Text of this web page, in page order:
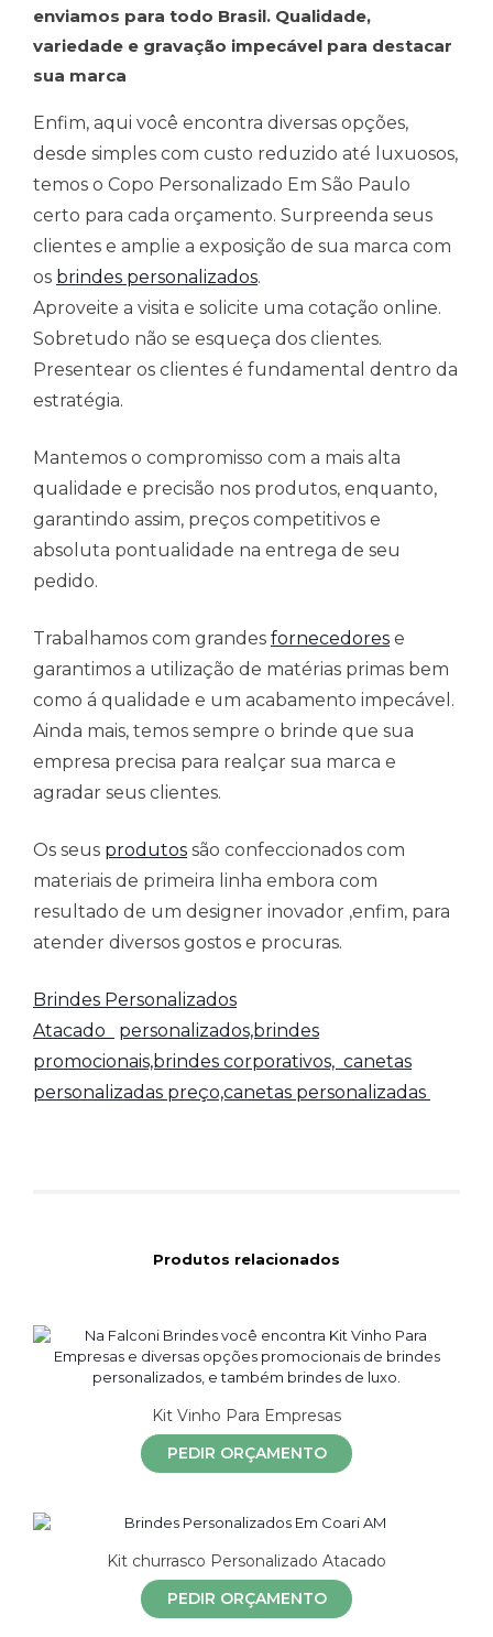
enviamos para todo Brasil. Qualidade,
variedade e gravação impecável para destacar
sua marca
Enfim, aqui você encontra diversas opções,
desde simples com custo reduzido até luxuosos,
temos o Copo Personalizado Em São Paulo
certo para cada orçamento. Surpreenda seus
clientes e amplie a exposição de sua marca com
os brindes personalizados.
Aproveite a visita e solicite uma cotação online.
Sobretudo não se esqueça dos clientes.
Presentear os clientes é fundamental dentro da
estratégia.
Mantemos o compromisso com a mais alta
qualidade e precisão nos produtos, enquanto,
garantindo assim, preços competitivos e
absoluta pontualidade na entrega de seu
pedido.
Trabalhamos com grandes fornecedores e
garantimos a utilização de matérias primas bem
como á qualidade e um acabamento impecável.
Ainda mais, temos sempre o brinde que sua
empresa precisa para realçar sua marca e
agradar seus clientes.
Os seus produtos são confeccionados com
materiais de primeira linha embora com
resultado de um designer inovador ,enfim, para
atender diversos gostos e procuras.
Brindes Personalizados
Atacado
personalizados,brindes
promocionais,brindes corporativos, canetas
personalizadas preço,canetas personalizadas
Produtos relacionados
Kit Vinho Para Empresas
PEDIR ORÇAMENTO
Kit churrasco Personalizado Atacado
PEDIR ORÇAMENTO